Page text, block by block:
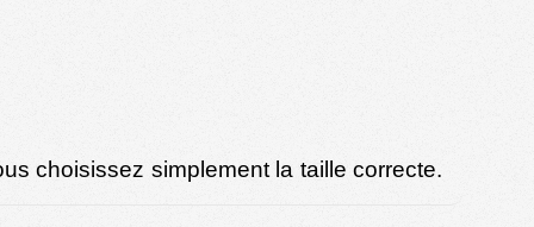
choisissez simplement la taille correcte.